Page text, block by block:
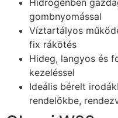
Hidrogénben
gombnyomással
Víz­tartályos
fix rákötés
Hideg, langyos és
kezeléssel
Ideális bérelt
rendelőkbe,